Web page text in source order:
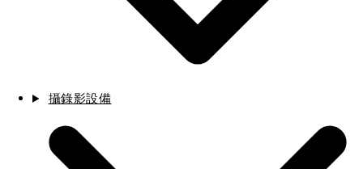
攝錄影設備